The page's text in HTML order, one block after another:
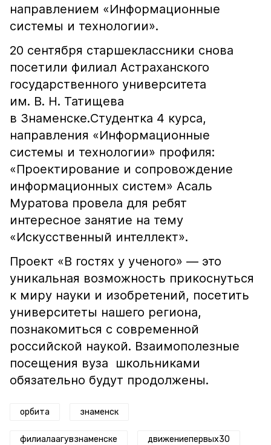
направлением «Информационные
системы и технологии».
20 сентября старшеклассники снова
посетили филиал Астраханского
государственного университета
им. В. Н. Татищева
в Знаменске.Студентка 4 курса,
направления «Информационные
системы и технологии» профиля:
«Проектирование и сопровождение
информационных систем» Асаль
Муратова провела для ребят
интересное занятие на тему
«Искусственный интеллект».
Проект «В гостях у ученого» — это
уникальная возможность прикоснуться
к миру науки и изобретений, посетить
университеты нашего региона,
познакомиться с современной
российской наукой. Взаимополезные
посещения вуза школьниками
обязательно будут продолжены.
орбита знаменск
филиалаагувзнаменске движениепервых30